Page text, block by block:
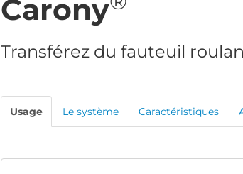
Carony
Transférez du fauteuil
Usage Le système Caractéristiques